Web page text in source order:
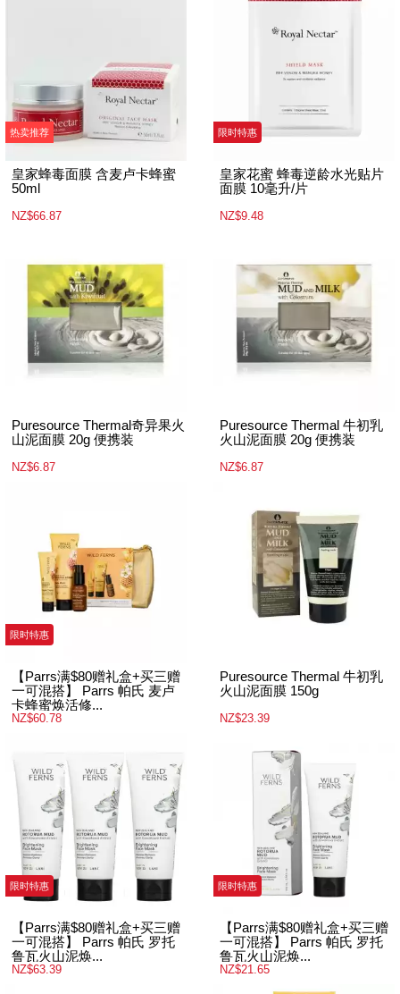
热卖推荐
皇家蜂毒面膜 含麦卢卡蜂蜜
50ml
NZ$66.87
限时特惠
皇家花蜜 蜂毒逆龄水光贴片
面膜 10毫升/片
NZ$9.48
Puresource Thermal奇异果火
山泥面膜 20g 便携装
NZ$6.87
Puresource Thermal 牛初乳
火山泥面膜 20g 便携装
NZ$6.87
限时特惠
【Parrs满$80赠礼盒+买三赠
一可混搭】 Parrs 帕氏 麦卢
卡蜂蜜焕活修...
NZ$60.78
Puresource Thermal 牛初乳
火山泥面膜 150g
NZ$23.39
限时特惠
【Parrs满$80赠礼盒+买三赠
一可混搭】 Parrs 帕氏 罗托
鲁瓦火山泥焕...
NZ$63.39
限时特惠
【Parrs满$80赠礼盒+买三赠
一可混搭】 Parrs 帕氏 罗托
鲁瓦火山泥焕...
NZ$21.65